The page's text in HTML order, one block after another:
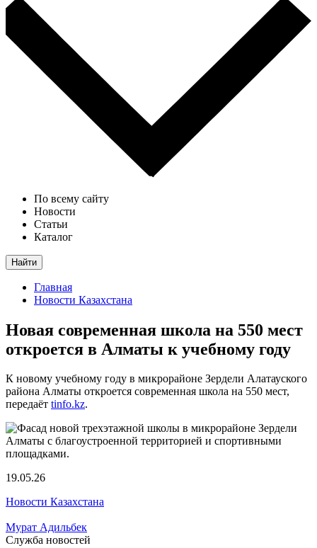
По всему сайту
Новости
Статьи
Каталог
Найти
Главная
Новости Казахстана
Новая современная школа на 550 мест
откроется в Алматы к учебному году
К новому учебному году в микрорайоне Зердели Алатауского
района Алматы откроется современная школа на 550 мест,
передаёт tinfo.kz.
19.05.26
Новости Казахстана
Мурат Адильбек
Служба новостей